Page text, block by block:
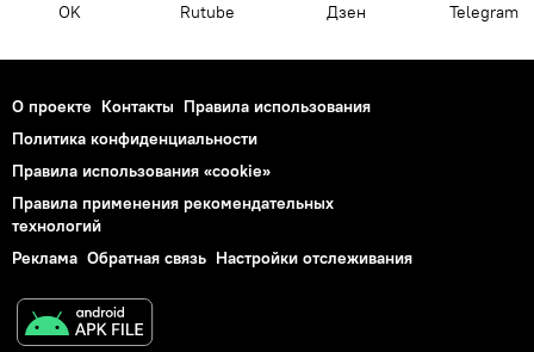
OK Rutube Дзен Telegram
О проекте Контакты Правила использования
Политика конфиденциальности
Правила использования «cookie»
Правила применения рекомендательных
технологий
Реклама Обратная связь Настройки отслеживания